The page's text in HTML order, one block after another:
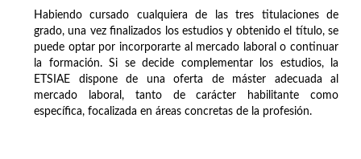
Habiendo cursado cualquiera de las tres titulaciones de
grado, una vez finalizados los estudios y obtenido el título, se
puede optar por incorporarte al mercado laboral o continuar
la formación. Si se decide complementar los estudios, la
ETSIAE dispone de una oferta de máster adecuada al
mercado laboral, tanto de carácter habilitante como
específica, focalizada en áreas concretas de la profesión.